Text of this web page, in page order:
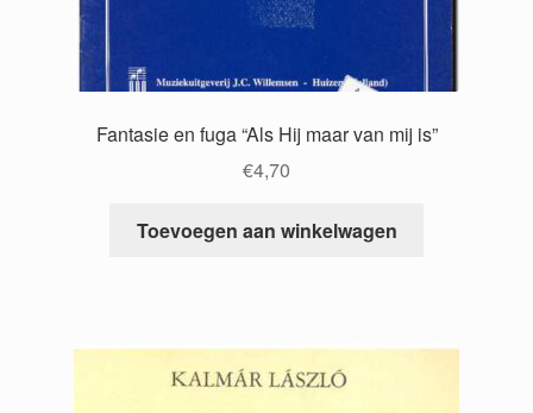
Fantasie en fuga “Als Hij maar van mij is”
€4,70
Toevoegen aan winkelwagen